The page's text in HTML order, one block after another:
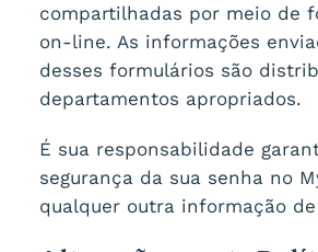
compartilhadas por meio de
on-line. As informações
desses formulários são
departamentos apropriados.
É sua responsabilidade
segurança da sua senha no
qualquer outra informação